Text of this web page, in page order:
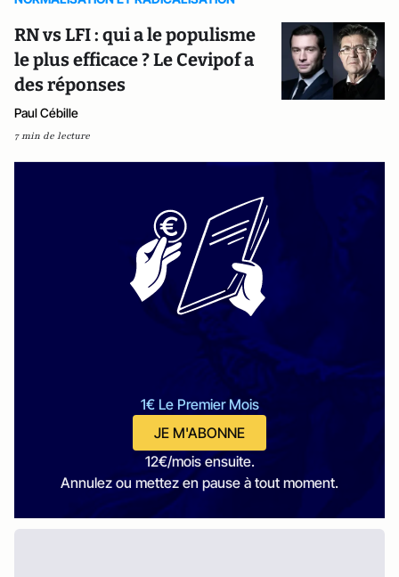
RN vs LFI : qui a le populisme
le plus efficace ? Le Cevipof a
des réponses
Paul Cébille
7 min de lecture
1€ Le Premier Mois
JE M'ABONNE
12€/mois ensuite.
Annulez ou mettez en pause à tout moment.